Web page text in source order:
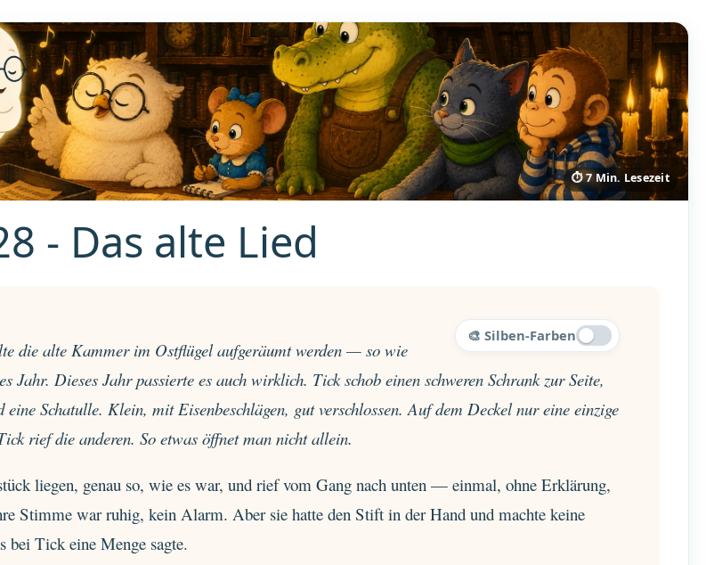
⏱ 7 Min. Lesezeit
- Das alte Lied
🎨 Silben-Farben
die alte Kammer im Ostflügel aufgeräumt werden — so wie
Jahr. Dieses Jahr passierte es auch wirklich. Tick schob einen schweren Schrank zur Seite,
eine Schatulle. Klein, mit Eisenbeschlägen, gut verschlossen. Auf dem Deckel nur eine einzige
rief die anderen. So etwas öffnet man nicht allein.
liegen, genau so, wie es war, und rief vom Gang nach unten — einmal, ohne Erklärung,
Stimme war ruhig, kein Alarm. Aber sie hatte den Stift in der Hand und machte keine
bei Tick eine Menge sagte.